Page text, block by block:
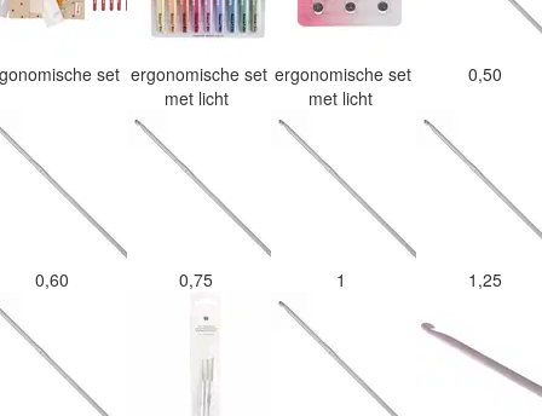
set ergonomische set
met licht
ergonomische set
met licht
0,50
0,60 0,75 1 1,25